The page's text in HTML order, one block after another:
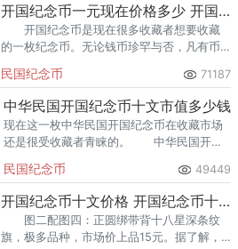
开国纪念币一元现在价格多少 开国纪念币一元价目表
开国纪念币是现在很多收藏者想要收藏
的一枚纪念币。无论钱币珍罕与否，凡有币
者，尽量不要收藏。
民国纪念币 71187
中华民国开国纪念币十文市值多少钱
现在这一枚中华民国开国纪念币在收藏市场
还是很受收藏者青睐的。 中华民国开国
念币十文现在的价格是500-3000元不等。
民国纪念币 49449
开国纪念币十文价格 开国纪念币十文价格及图片
图二配图四：正圆绑带背十八星深条纹
旗，极多品种，市场价上品15元。据了解，